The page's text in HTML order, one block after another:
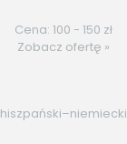
Cena: 100 - 150 zł
Zobacz ofertę »
hiszpański–niemiecki